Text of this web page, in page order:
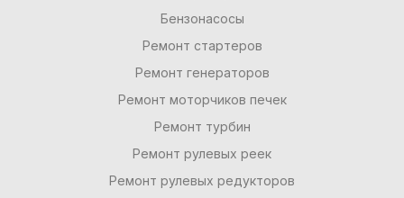
Бензонасосы
Ремонт стартеров
Ремонт генераторов
Ремонт моторчиков печек
Ремонт турбин
Ремонт рулевых реек
Ремонт рулевых редукторов